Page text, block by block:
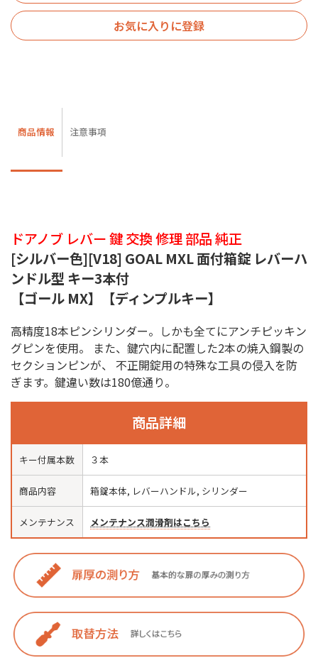
お気に入りに登録
商品情報 注意事項
ドアノブ レバー 鍵 交換 修理 部品 純正
[シルバー色][V18] GOAL MXL 面付箱錠 レバーハ
ンドル型 キー3本付
【ゴール MX】【ディンプルキー】
高精度18本ピンシリンダー。しかも全てにアンチピッキン
グピンを使用。 また、鍵穴内に配置した2本の焼入鋼製の
セクションピンが、 不正開錠用の特殊な工具の侵入を防
ぎます。鍵違い数は180億通り。
商品詳細
キー付属本数 ３本
商品内容 箱錠本体, レバーハンドル, シリンダー
メンテナンス メンテナンス潤滑剤はこちら